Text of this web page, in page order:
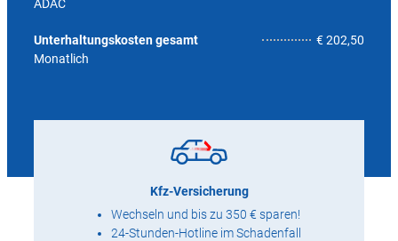
ADAC
Unterhaltungskosten gesamt
Monatlich
€ 202,50
Kfz-Versicherung
Wechseln und bis zu 350 € sparen!
24-Stunden-Hotline im Schadenfall